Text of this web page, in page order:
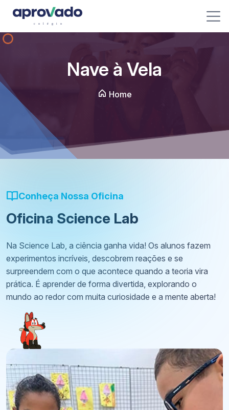
Nave à Vela
Home
Conheça Nossa Oficina
Oficina Science Lab
Na Science Lab, a ciência ganha vida! Os alunos fazem
experimentos incríveis, descobrem reações e se
surpreendem com o que acontece quando a teoria vira
prática. É aprender de forma divertida, explorando o
mundo ao redor com muita curiosidade e a mente aberta!